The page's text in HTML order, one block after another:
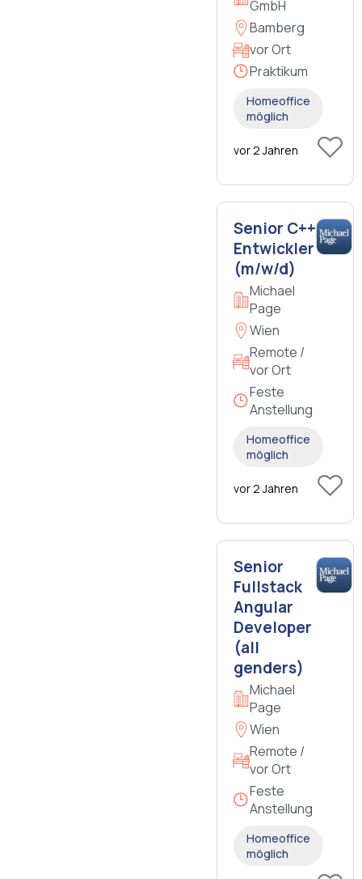
GmbH
Bamberg
vor Ort
Praktikum
Homeoffice
möglich
vor 2 Jahren
Senior C++
Entwickler
(m/w/d)
Michael
Page
Wien
Remote /
vor Ort
Feste
Anstellung
Homeoffice
möglich
vor 2 Jahren
Senior
Fullstack
Angular
Developer
(all
genders)
Michael
Page
Wien
Remote /
vor Ort
Feste
Anstellung
Homeoffice
möglich